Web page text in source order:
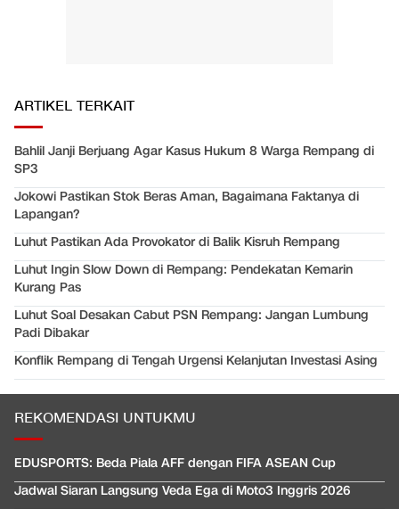
ARTIKEL TERKAIT
Bahlil Janji Berjuang Agar Kasus Hukum 8 Warga Rempang di
SP3
Jokowi Pastikan Stok Beras Aman, Bagaimana Faktanya di
Lapangan?
Luhut Pastikan Ada Provokator di Balik Kisruh Rempang
Luhut Ingin Slow Down di Rempang: Pendekatan Kemarin
Kurang Pas
Luhut Soal Desakan Cabut PSN Rempang: Jangan Lumbung
Padi Dibakar
Konflik Rempang di Tengah Urgensi Kelanjutan Investasi Asing
REKOMENDASI UNTUKMU
EDUSPORTS: Beda Piala AFF dengan FIFA ASEAN Cup
Jadwal Siaran Langsung Veda Ega di Moto3 Inggris 2026